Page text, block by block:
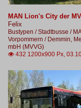
MAN Lion's City der
Felix
Bustypen / Stadtbusse /
Vorpommern / Demmin,
mbH (MVVG)
 432 1200x900 Px,